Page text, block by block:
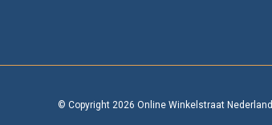
© Copyright 2026 Online Winkelstraat Nederland